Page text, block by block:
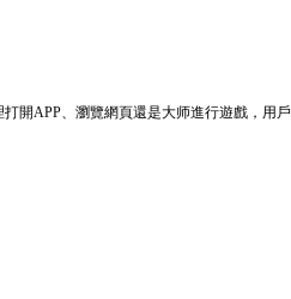
開APP、瀏覽網頁還是大师進行遊戲，用